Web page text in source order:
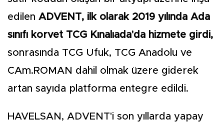
edilen ADVENT, ilk olarak 2019 yılında Ada
sınıfı korvet TCG Kınalıada'da hizmete girdi,
sonrasında TCG Ufuk, TCG Anadolu ve
CAm.ROMAN dahil olmak üzere giderek
artan sayıda platforma entegre edildi.
HAVELSAN, ADVENT'i son yıllarda yapay